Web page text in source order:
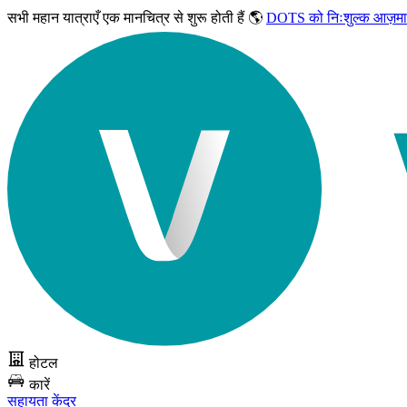
सभी महान यात्राएँएक मानचित्र से शुरू होती हैं 🌎 DOTS को निःशुल्क
होटल
कारें
सहायता केंद्र